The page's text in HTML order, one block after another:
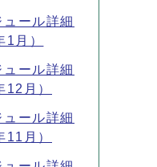
ール詳細
1月）
ール詳細
12月）
ール詳細
11月）